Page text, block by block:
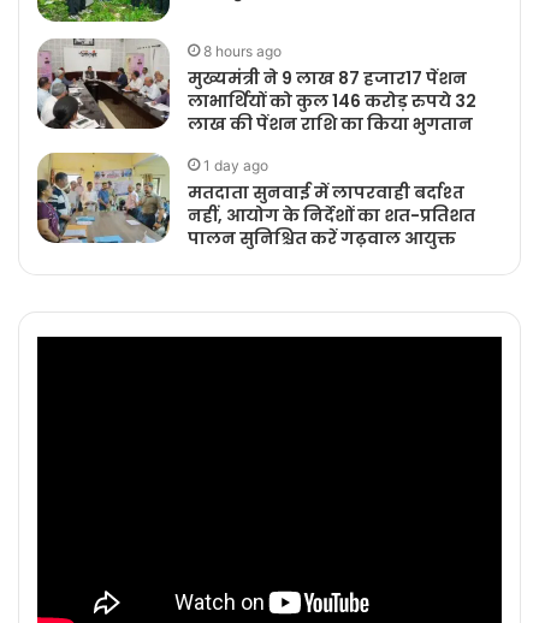
8 hours ago
मुख्यमंत्री ने 9 लाख 87 हजार17 पेंशन
लाभार्थियों को कुल 146 करोड़ रुपये 32
लाख की पेंशन राशि का किया भुगतान
1 day ago
मतदाता सुनवाई में लापरवाही बर्दाश्त
नहीं, आयोग के निर्देशों का शत-प्रतिशत
पालन सुनिश्चित करें गढ़वाल आयुक्त